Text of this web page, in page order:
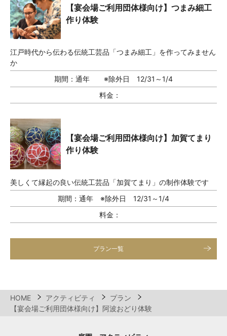
【宴会場ご利用団体様向け】つまみ細工
作り体験
江戸時代から伝わる伝統工芸品「つまみ細工」を作ってみません
か
期間： 通年 ※除外日 12/31～1/4
料金：
【宴会場ご利用団体様向け】加賀てまり
作り体験
美しくて縁起の良い伝統工芸品「加賀てまり」の制作体験です
期間： 通年 ※除外日 12/31～1/4
料金：
プラン一覧
HOME アクティビティ
プラン
【宴会場ご利用団体様向け】阿波おどり体験